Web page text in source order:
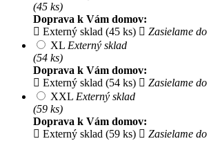
(45 ks)
Doprava k Vám domov:
Externý sklad (45 ks)
Zasielame
XL Externý sklad
(54 ks)
Doprava k Vám domov:
Externý sklad (54 ks)
Zasielame
XXL Externý sklad
(59 ks)
Doprava k Vám domov:
Externý sklad (59 ks)
Zasielame